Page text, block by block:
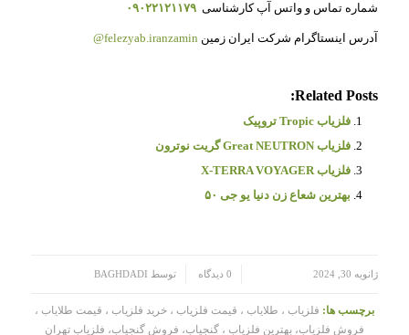
شماره تماس و واتس آپ کارشناسی ۰۹۰۲۲۱۲۱۱۷۹
آدرس اینستاگرام شرکت ایران زمین felezyab.iranzamin@
Related Posts:
فلزیاب Tropic تروپیک
فلزیاب Great NEUTRON گریت نوترون
فلزیاب X-TERRA VOYAGER
بهترین شعاع زن دنیا یو جی ۵۰
ژانویه 30, 2024 0 دیدگاه توسط BAGHDADI
برچسب ها: فلزیاب ، طلایاب ، قیمت فلزیاب ، خرید فلزیاب ، قیمت طلایاب ،
فروش فلزیاب، بهترین فلزیاب ، گنجیاب، فروش گنجیاب، فلزیاب تهران